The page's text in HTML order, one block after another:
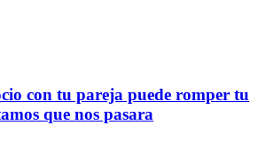
con tu pareja puede romper tu
que nos pasara